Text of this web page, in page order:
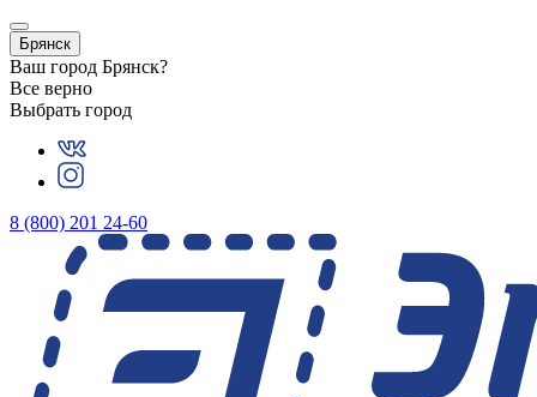
Брянск
Ваш город Брянск?
Все верно
Выбрать город
8 (800) 201 24-60